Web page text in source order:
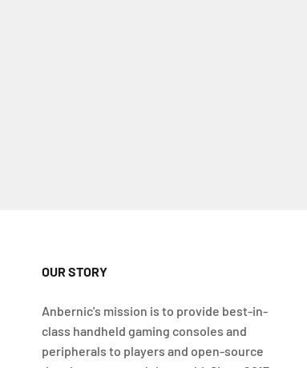
OUR STORY
Anbernic's mission is to provide best-in-
class handheld gaming consoles and
peripherals to players and open-source